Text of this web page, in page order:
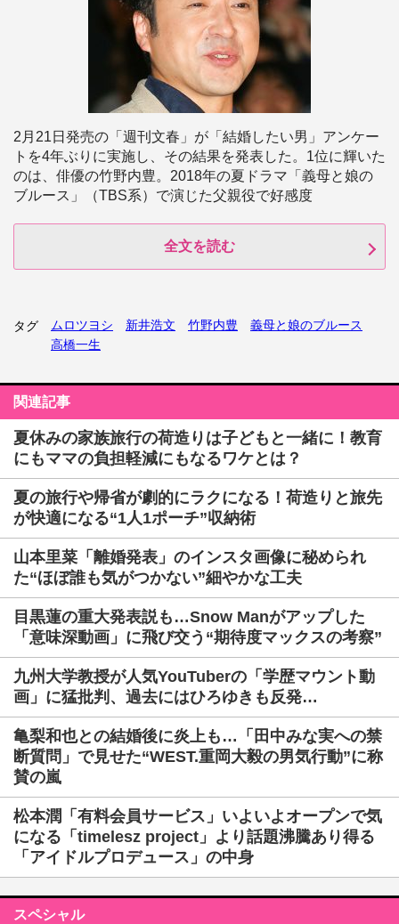
2月21日発売の「週刊文春」が「結婚したい男」アンケー
トを4年ぶりに実施し、その結果を発表した。1位に輝いた
のは、俳優の竹野内豊。2018年の夏ドラマ「義母と娘の
ブルース」（TBS系）で演じた父親役で好感度
全文を読む
タグ ムロツヨシ 新井浩文 竹野内豊
義母と娘のブルース
高橋一生
関連記事
夏休みの家族旅行の荷造りは子どもと一緒に！教育
にもママの負担軽減にもなるワケとは？
夏の旅行や帰省が劇的にラクになる！荷造りと旅先
が快適になる“1人1ポーチ”収納術
山本里菜「離婚発表」のインスタ画像に秘められ
た“ほぼ誰も気がつかない”細やかな工夫
目黒蓮の重大発表説も…Snow Manがアップした
「意味深動画」に飛び交う“期待度マックスの考察”
九州大学教授が人気YouTuberの「学歴マウント動
画」に猛批判、過去にはひろゆきも反発…
亀梨和也との結婚後に炎上も…「田中みな実への禁
断質問」で見せた“WEST.重岡大毅の男気行動”に称
賛の嵐
松本潤「有料会員サービス」いよいよオープンで気
になる「timelesz project」より話題沸騰あり得る
「アイドルプロデュース」の中身
スペシャル